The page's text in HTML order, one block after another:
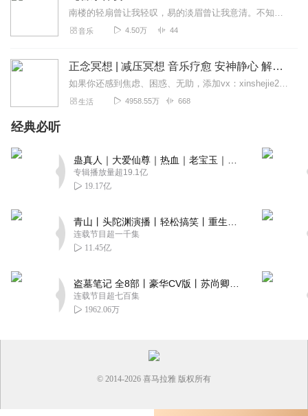
南楼的轻扇曾让我轻叹，易的淡眉曾让我意清。不知是无病呻吟，还是内心确是空旷，在雨纷飞的夏季，浇的都是愁，漂的都是诗，“流萤闻夏夜，巷幽影更长，芳菲歇，片片弥香；...
音乐 4.50万 44
正念冥想 | 减压冥想 音乐疗愈 安神静心 解郁降噪
如果你还感到焦虑、困惑、无助，添加vx：xinshejie2018、vx公众号：宣萱心伴，与主播宣萱开启心灵交流之旅，共建温暖的精神家园！如果你喜欢我的内容，请...
生活 4958.55万 668
经典必听
专辑播放量超19.1亿
19.17亿
连载节目超一千集
11.45亿
连载节目超七百集
1962.06万
© 2014-2026 喜马拉雅 版权所有